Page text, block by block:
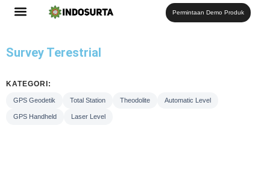
Permintaan Demo Produk
Survey Terestrial
KATEGORI:
GPS Geodetik Total Station Theodolite Automatic Level
GPS Handheld Laser Level